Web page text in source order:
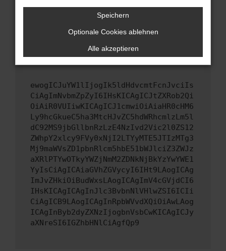
Wende dich an den Webseitenbetreiber.
Wenn du alle oben genannten Schritte versucht
hast, kontaktiere uns bitte. Wir werden
versuchen, das Problem zu beheben. Du kannst
uns diesen Text schicken, um uns bei der
ewogICJuYW1lIjogIk5ldHdvcmtFcnJvciIs
CiAgImNvbmZpZyI6IHsKICAgICJtZXRob2Qi
OiAiR0VUIiwKICAgICJ1cmwiOiAiaHR0cHM6
Ly9hcGkueC5ha3MtcHJvZC5hdWRhcmlzLm5l
dC92MS9jbGllbnRzLzE4NzIvd2Vic2l0ZS12
ZWhpY2xlcy9FVy0xNjI2LTYyMTE5JTIzMTg3
Mj9maWVsZD1pbnRlcm5hbE51bWJlciZ3ZWJz
aXRlPTYwOTkyYWZjNmM2ZDNkNjBkYzYwYWE1
YyIsCiAgICAiaGVhZGVycyI6IHt9LAogICAg
ImJvZHkiOiBudWxsLAogICAgImV4cGVjdCI6
IHsKICAgICAgInJlc3BvbnNlVHlwZSI6ICIi
CiAgICB9LAogICAgInRpbWVvdXQiOiAwLAog
ICAgInByb2dyZXNzIjogbnVsbCwKICAgICJy
aXNreSI6IGZhbHNlCiAgfQp9
Speichern
Optionale Cookies ablehnen
Alle akzeptieren